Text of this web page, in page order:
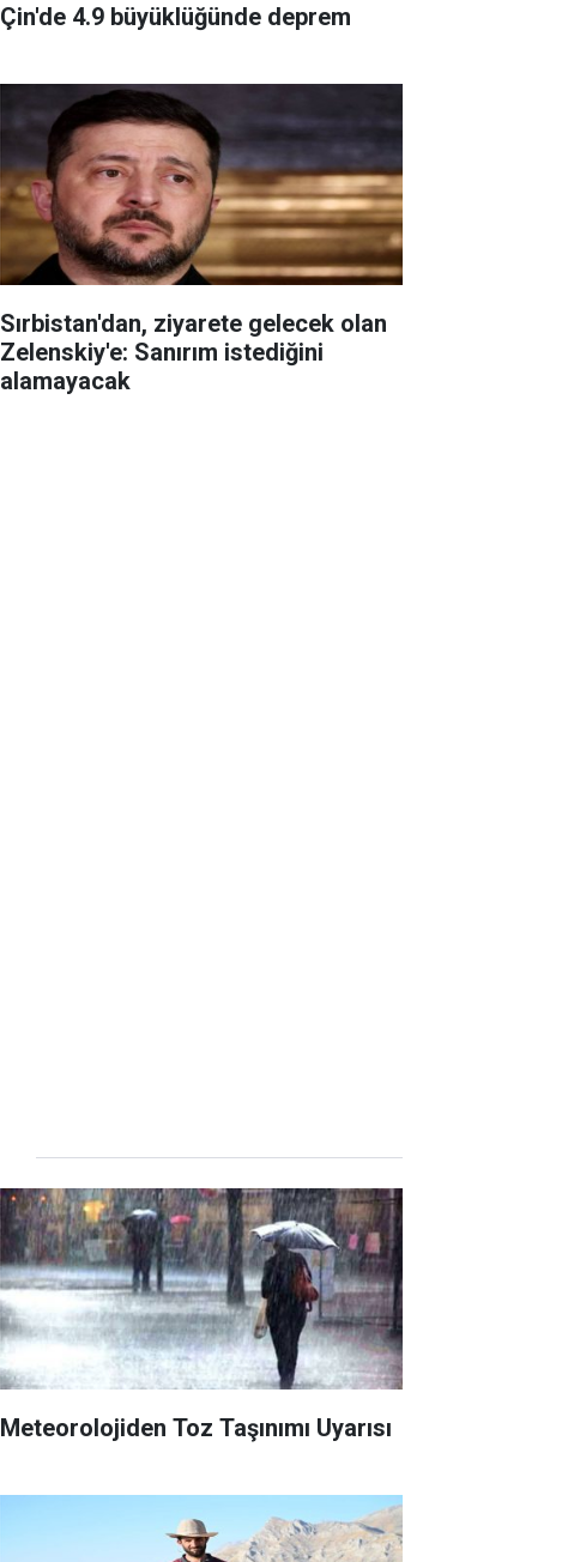
Çin'de 4.9 büyüklüğünde deprem
Sırbistan'dan, ziyarete gelecek olan
Zelenskiy'e: Sanırım istediğini
alamayacak
Meteorolojiden Toz Taşınımı Uyarısı